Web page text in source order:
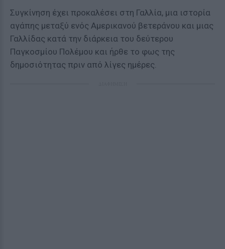
Συγκίνηση έχει προκαλέσει στη Γαλλία, μια ιστορία
αγάπης μεταξύ ενός Αμερικανού βετεράνου και μιας
Γαλλίδας κατά την διάρκεια του δεύτερου
Παγκοσμίου Πολέμου και ήρθε το φως της
δημοσιότητας πριν από λίγες ημέρες.